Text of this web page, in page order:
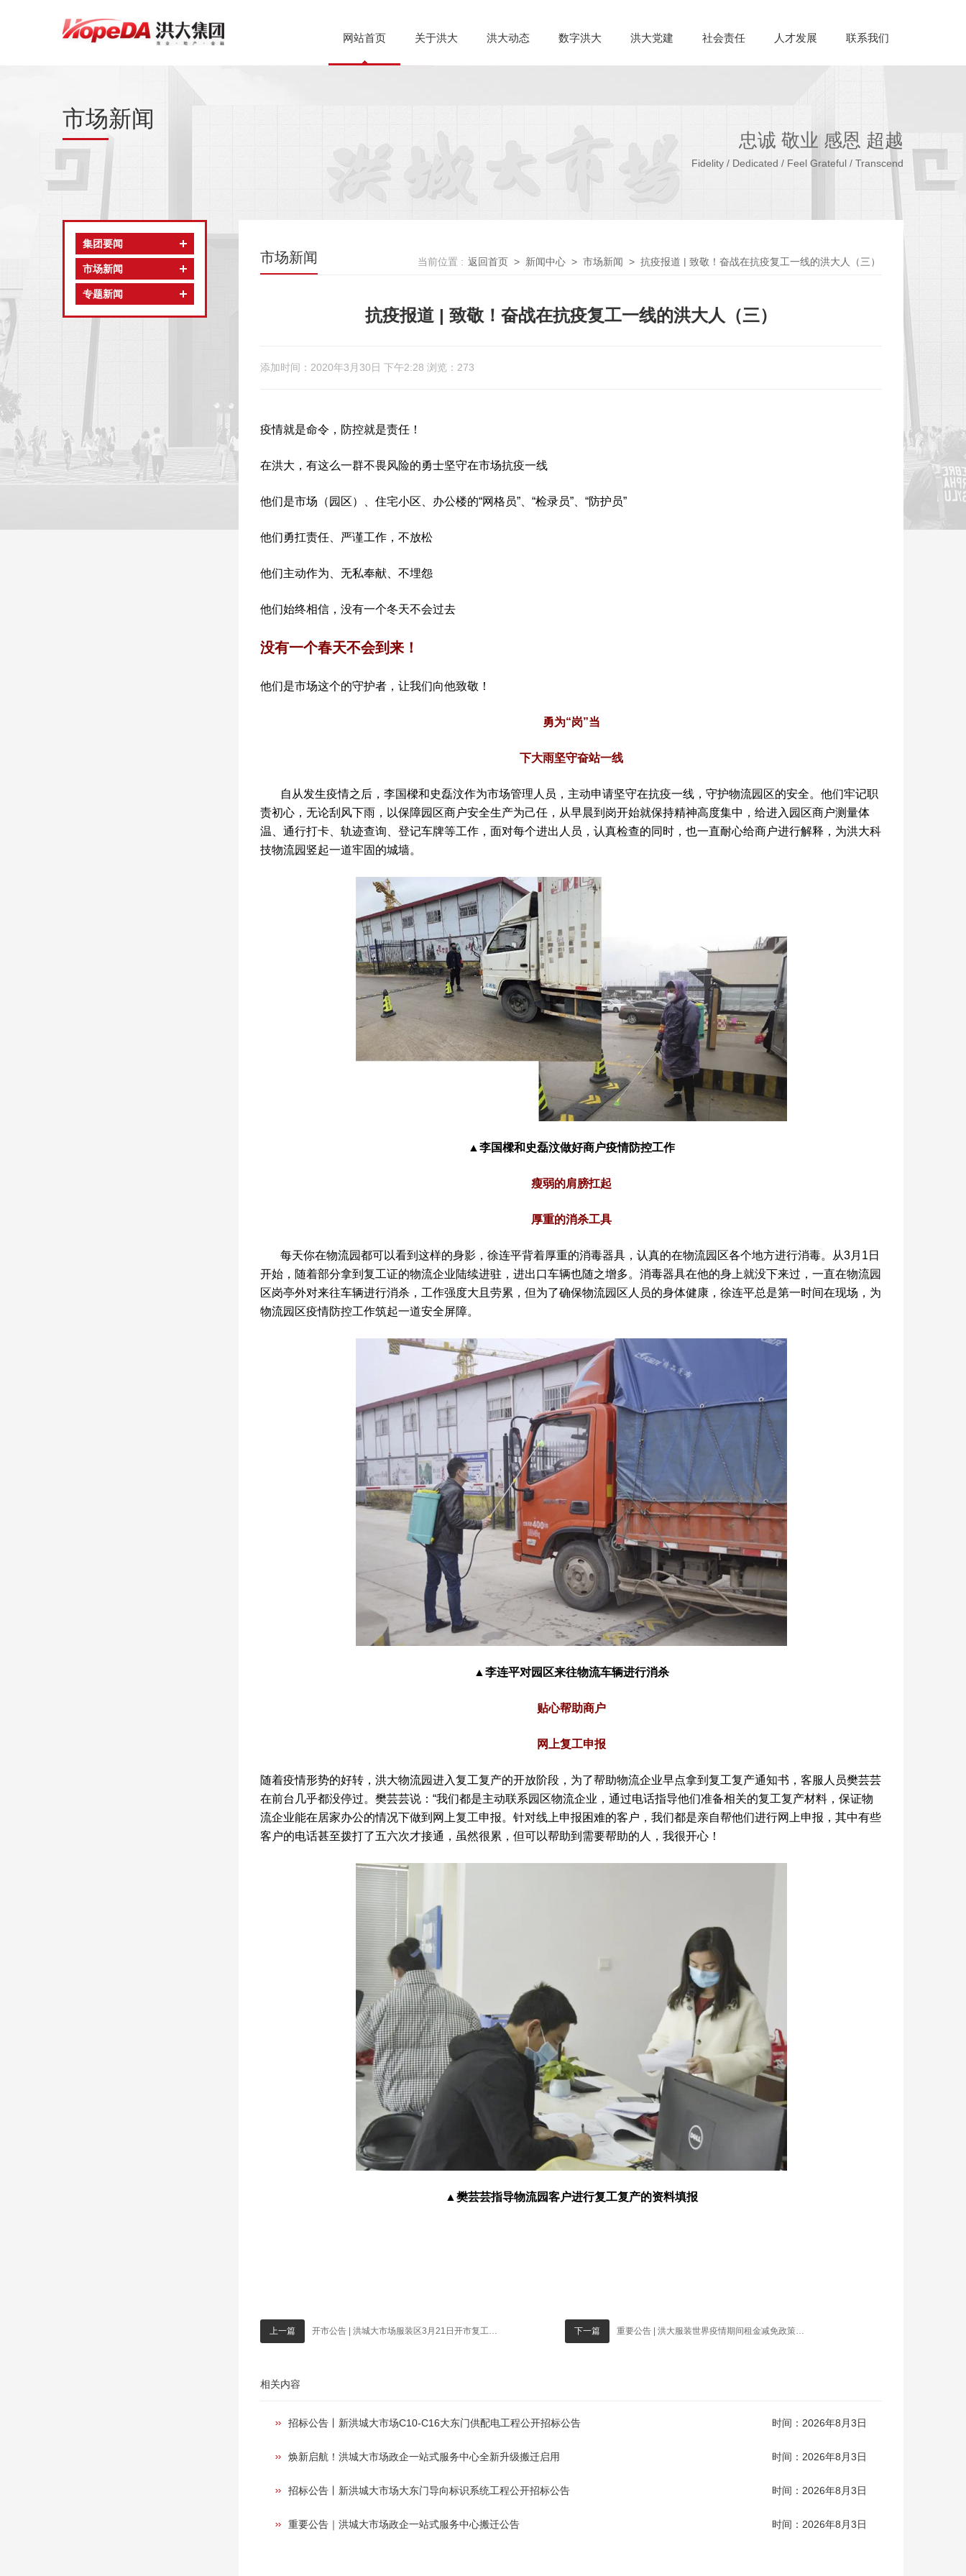
网站首页 关于洪大 洪大动态 数字洪大 洪大党建 社会责任 人才发展 联系我们
市场新闻
忠诚 敬业 感恩 超越
Fidelity / Dedicated / Feel Grateful / Transcend
集团要闻
市场新闻
专题新闻
市场新闻 当前位置 : 返回首页 > 新闻中心 > 市场新闻 > 抗疫报道 | 致敬！奋战在抗疫复工一线的洪大人（三）
抗疫报道 | 致敬！奋战在抗疫复工一线的洪大人（三）
添加时间：2020年3月30日 下午2:28 浏览：273
疫情就是命令，防控就是责任！
在洪大，有这么一群不畏风险的勇士坚守在市场抗疫一线
他们是市场（园区）、住宅小区、办公楼的“网格员”、“检录员”、“防护员”
他们勇扛责任、严谨工作，不放松
他们主动作为、无私奉献、不埋怨
他们始终相信，没有一个冬天不会过去
没有一个春天不会到来！
他们是市场这个的守护者，让我们向他致敬！
勇为“岗”当
下大雨坚守奋站一线
自从发生疫情之后，李国樑和史磊汶作为市场管理人员，主动申请坚守在抗疫一线，守护物流园区的安全。他们牢记职
责初心，无论刮风下雨，以保障园区商户安全生产为己任，从早晨到岗开始就保持精神高度集中，给进入园区商户测量体
温、通行打卡、轨迹查询、登记车牌等工作，面对每个进出人员，认真检查的同时，也一直耐心给商户进行解释，为洪大科
技物流园竖起一道牢固的城墙。
▲李国樑和史磊汶做好商户疫情防控工作
瘦弱的肩膀扛起
厚重的消杀工具
每天你在物流园都可以看到这样的身影，徐连平背着厚重的消毒器具，认真的在物流园区各个地方进行消毒。从3月1日
开始，随着部分拿到复工证的物流企业陆续进驻，进出口车辆也随之增多。消毒器具在他的身上就没下来过，一直在物流园
区岗亭外对来往车辆进行消杀，工作强度大且劳累，但为了确保物流园区人员的身体健康，徐连平总是第一时间在现场，为
物流园区疫情防控工作筑起一道安全屏障。
▲李连平对园区来往物流车辆进行消杀
贴心帮助商户
网上复工申报
随着疫情形势的好转，洪大物流园进入复工复产的开放阶段，为了帮助物流企业早点拿到复工复产通知书，客服人员樊芸芸
在前台几乎都没停过。樊芸芸说：“我们都是主动联系园区物流企业，通过电话指导他们准备相关的复工复产材料，保证物
流企业能在居家办公的情况下做到网上复工申报。针对线上申报困难的客户，我们都是亲自帮他们进行网上申报，其中有些
客户的电话甚至拨打了五六次才接通，虽然很累，但可以帮助到需要帮助的人，我很开心！
▲樊芸芸指导物流园客户进行复工复产的资料填报
上一篇 开市公告 | 洪城大市场服装区3月21日开市复工（洪大集团开市复工公告【第五号】） 下一篇 重要公告 | 洪大服装世界疫情期间租金减免政策公告
相关内容
招标公告丨新洪城大市场C10-C16大东门供配电工程公开招标公告 时间：2026年8月3日
焕新启航！洪城大市场政企一站式服务中心全新升级搬迁启用 时间：2026年8月3日
招标公告丨新洪城大市场大东门导向标识系统工程公开招标公告 时间：2026年8月3日
重要公告｜洪城大市场政企一站式服务中心搬迁公告 时间：2026年8月3日